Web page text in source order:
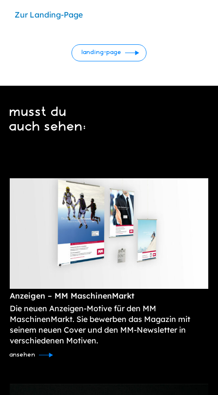
Zur Landing-Page
landing-page
musst du
auch sehen:
Anzeigen – MM MaschinenMarkt
Die neuen Anzeigen-Motive für den MM
MaschinenMarkt. Sie bewerben das Magazin mit
seinem neuen Cover und den MM-Newsletter in
verschiedenen Motiven.
ansehen